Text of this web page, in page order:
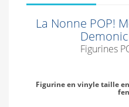
La Nonne POP!
Figurines
Figurine en vinyle taille